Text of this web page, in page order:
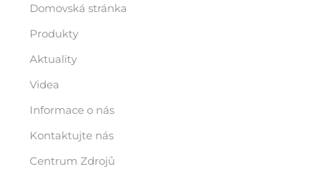
Domovská stránka
Produkty
Aktuality
Videa
Informace o nás
Kontaktujte nás
Centrum Zdrojů